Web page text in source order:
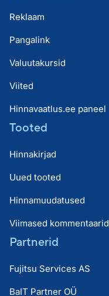
Reklaam
Pangalink
Valuutakursid
Viited
Hinnavaatlus.ee paneel
Tooted
Hinnakirjad
Uued tooted
Hinnamuudatused
Viimased kommentaarid
Partnerid
Fujitsu Services AS
BaIT Partner OÜ